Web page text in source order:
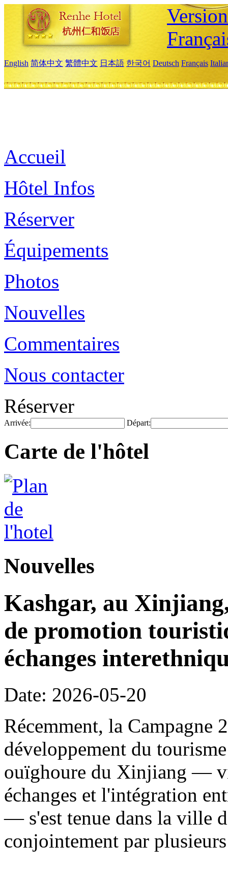
English 简体中文 繁體中文 日本語 한국어 Deutsch Français
Accueil
Hôtel Infos
Réserver
Équipements
Photos
Nouvelles
Commentaires
Nous contacter
Réserver
Arrivée: Départ:
Carte de l'hôtel
Nouvelles
Kashgar, au
de promotion
échanges
Date: 2026-05-20
Récemment, la Campagne
développement du
ouïghoure du Xinjiang —
échanges et l'intégration
— s'est tenue dans la ville
conjointement par